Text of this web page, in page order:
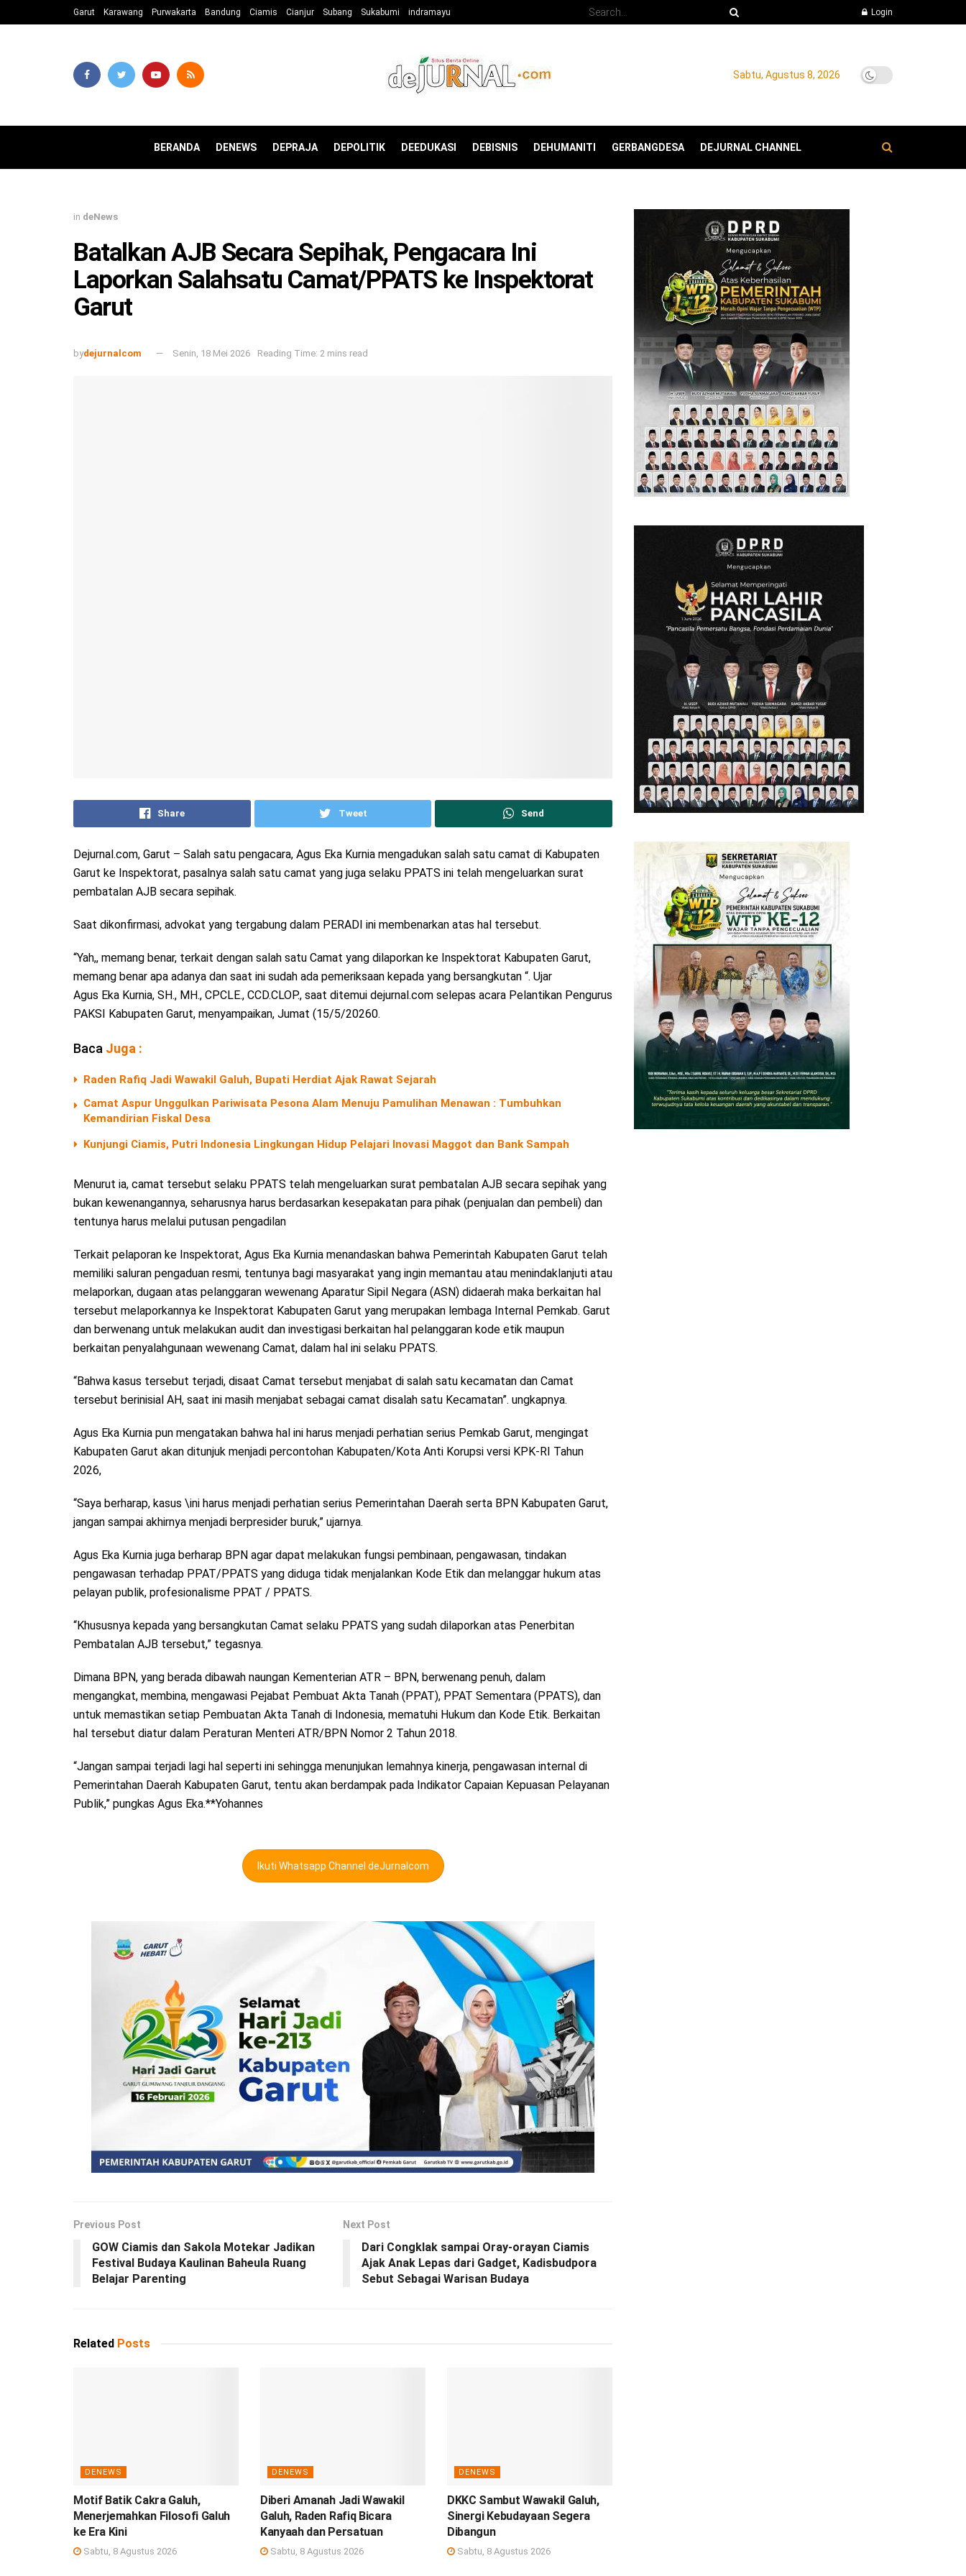
Garut Karawang Purwakarta Bandung Ciamis Cianjur Subang Sukabumi indramayu Login
Sabtu, Agustus 8, 2026
BERANDA DENEWS DEPRAJA DEPOLITIK DEEDUKASI DEBISNIS DEHUMANITI GERBANGDESA DEJURNAL CHANNEL
in deNews
Batalkan AJB Secara Sepihak, Pengacara Ini
Laporkan Salahsatu Camat/PPATS ke Inspektorat
Garut
bydejurnalcom Senin, 18 Mei 2026 Reading Time: 2 mins read
Share Tweet Send
Dejurnal.com, Garut – Salah satu pengacara, Agus Eka Kurnia mengadukan salah satu camat di Kabupaten
Garut ke Inspektorat, pasalnya salah satu camat yang juga selaku PPATS ini telah mengeluarkan surat
pembatalan AJB secara sepihak.
Saat dikonfirmasi, advokat yang tergabung dalam PERADI ini membenarkan atas hal tersebut.
“Yah,, memang benar, terkait dengan salah satu Camat yang dilaporkan ke Inspektorat Kabupaten Garut,
memang benar apa adanya dan saat ini sudah ada pemeriksaan kepada yang bersangkutan “. Ujar
Agus Eka Kurnia, SH., MH., CPCLE., CCD.CLOP., saat ditemui dejurnal.com selepas acara Pelantikan Pengurus
PAKSI Kabupaten Garut, menyampaikan, Jumat (15/5/20260.
Baca Juga :
Raden Rafiq Jadi Wawakil Galuh, Bupati Herdiat Ajak Rawat Sejarah
Camat Aspur Unggulkan Pariwisata Pesona Alam Menuju Pamulihan Menawan : Tumbuhkan
Kemandirian Fiskal Desa
Kunjungi Ciamis, Putri Indonesia Lingkungan Hidup Pelajari Inovasi Maggot dan Bank Sampah
Menurut ia, camat tersebut selaku PPATS telah mengeluarkan surat pembatalan AJB secara sepihak yang
bukan kewenangannya, seharusnya harus berdasarkan kesepakatan para pihak (penjualan dan pembeli) dan
tentunya harus melalui putusan pengadilan
Terkait pelaporan ke Inspektorat, Agus Eka Kurnia menandaskan bahwa Pemerintah Kabupaten Garut telah
memiliki saluran pengaduan resmi, tentunya bagi masyarakat yang ingin memantau atau menindaklanjuti atau
melaporkan, dugaan atas pelanggaran wewenang Aparatur Sipil Negara (ASN) didaerah maka berkaitan hal
tersebut melaporkannya ke Inspektorat Kabupaten Garut yang merupakan lembaga Internal Pemkab. Garut
dan berwenang untuk melakukan audit dan investigasi berkaitan hal pelanggaran kode etik maupun
berkaitan penyalahgunaan wewenang Camat, dalam hal ini selaku PPATS.
“Bahwa kasus tersebut terjadi, disaat Camat tersebut menjabat di salah satu kecamatan dan Camat
tersebut berinisial AH, saat ini masih menjabat sebagai camat disalah satu Kecamatan”. ungkapnya.
Agus Eka Kurnia pun mengatakan bahwa hal ini harus menjadi perhatian serius Pemkab Garut, mengingat
Kabupaten Garut akan ditunjuk menjadi percontohan Kabupaten/Kota Anti Korupsi versi KPK-RI Tahun
2026,
“Saya berharap, kasus \ini harus menjadi perhatian serius Pemerintahan Daerah serta BPN Kabupaten Garut,
jangan sampai akhirnya menjadi berpresider buruk,” ujarnya.
Agus Eka Kurnia juga berharap BPN agar dapat melakukan fungsi pembinaan, pengawasan, tindakan
pengawasan terhadap PPAT/PPATS yang diduga tidak menjalankan Kode Etik dan melanggar hukum atas
pelayan publik, profesionalisme PPAT / PPATS.
“Khususnya kepada yang bersangkutan Camat selaku PPATS yang sudah dilaporkan atas Penerbitan
Pembatalan AJB tersebut,” tegasnya.
Dimana BPN, yang berada dibawah naungan Kementerian ATR – BPN, berwenang penuh, dalam
mengangkat, membina, mengawasi Pejabat Pembuat Akta Tanah (PPAT), PPAT Sementara (PPATS), dan
untuk memastikan setiap Pembuatan Akta Tanah di Indonesia, mematuhi Hukum dan Kode Etik. Berkaitan
hal tersebut diatur dalam Peraturan Menteri ATR/BPN Nomor 2 Tahun 2018.
“Jangan sampai terjadi lagi hal seperti ini sehingga menunjukan lemahnya kinerja, pengawasan internal di
Pemerintahan Daerah Kabupaten Garut, tentu akan berdampak pada Indikator Capaian Kepuasan Pelayanan
Publik,” pungkas Agus Eka.**Yohannes
Ikuti Whatsapp Channel deJurnalcom
Previous Post
GOW Ciamis dan Sakola Motekar Jadikan
Festival Budaya Kaulinan Baheula Ruang
Belajar Parenting
Next Post
Dari Congklak sampai Oray-orayan Ciamis
Ajak Anak Lepas dari Gadget, Kadisbudpora
Sebut Sebagai Warisan Budaya
Related Posts
DENEWS
Motif Batik Cakra Galuh,
Menerjemahkan Filosofi Galuh
ke Era Kini
Sabtu, 8 Agustus 2026
DENEWS
Diberi Amanah Jadi Wawakil
Galuh, Raden Rafiq Bicara
Kanyaah dan Persatuan
Sabtu, 8 Agustus 2026
DENEWS
DKKC Sambut Wawakil Galuh,
Sinergi Kebudayaan Segera
Dibangun
Sabtu, 8 Agustus 2026